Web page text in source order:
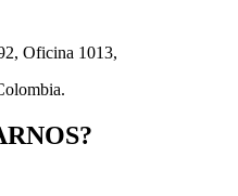
Oficina 1013,